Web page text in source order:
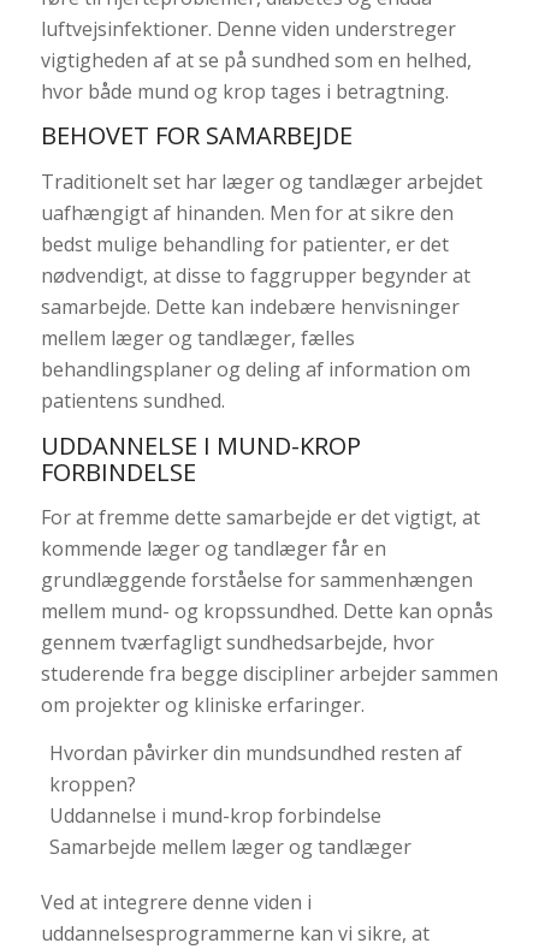
luftvejsinfektioner. Denne viden understreger
vigtigheden af at se på sundhed som en helhed,
hvor både mund og krop tages i betragtning.
BEHOVET FOR SAMARBEJDE
Traditionelt set har læger og tandlæger arbejdet
uafhængigt af hinanden. Men for at sikre den
bedst mulige behandling for patienter, er det
nødvendigt, at disse to faggrupper begynder at
samarbejde. Dette kan indebære henvisninger
mellem læger og tandlæger, fælles
behandlingsplaner og deling af information om
patientens sundhed.
UDDANNELSE I MUND-KROP
FORBINDELSE
For at fremme dette samarbejde er det vigtigt, at
kommende læger og tandlæger får en
grundlæggende forståelse for sammenhængen
mellem mund- og kropssundhed. Dette kan opnås
gennem tværfagligt sundhedsarbejde, hvor
studerende fra begge discipliner arbejder sammen
om projekter og kliniske erfaringer.
Hvordan påvirker din mundsundhed resten af
kroppen?
Uddannelse i mund-krop forbindelse
Samarbejde mellem læger og tandlæger
Ved at integrere denne viden i
uddannelsesprogrammerne kan vi sikre, at